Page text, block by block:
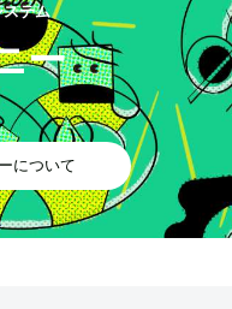
テム
ー
について